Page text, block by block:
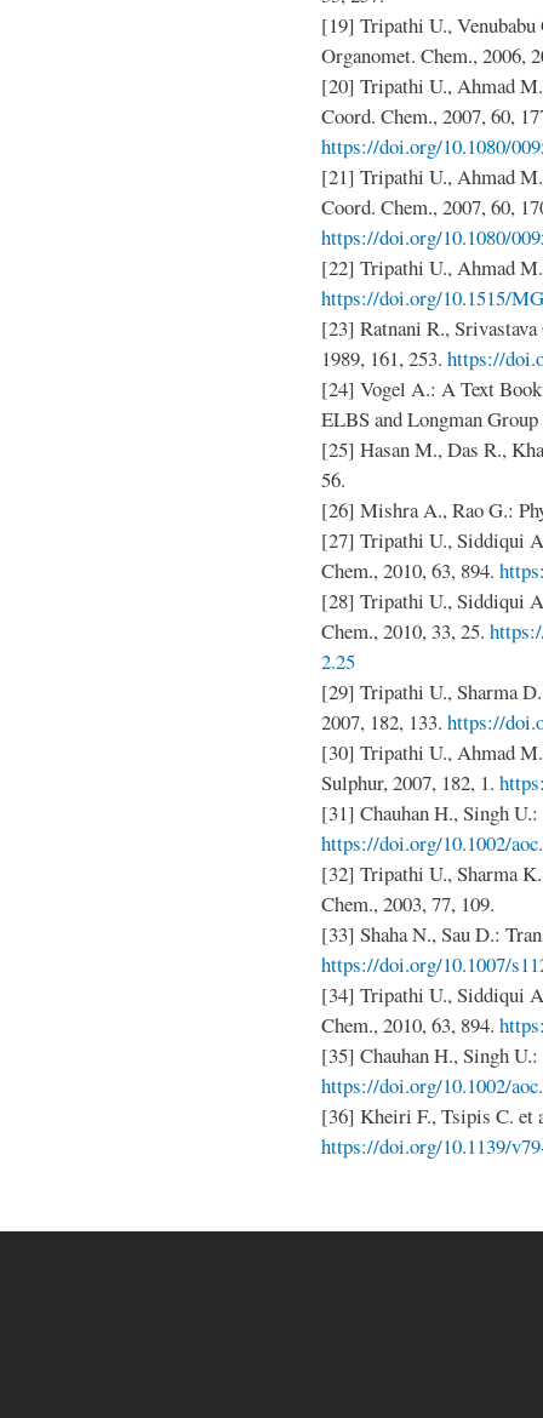
[19] Tripathi U.,
Organomet. Chem., 2006,
[20] Tripathi U., Ahmad
Coord. Chem., 2007, 60,
https://doi.org/10.1080/
[21] Tripathi U., Ahmad
Coord. Chem., 2007, 60,
https://doi.org/10.1080/
[22] Tripathi U., Ahmad
https://doi.org/10.1515/
[23] Ratnani R.,
1989, 161, 253. https://
[24] Vogel A.: A Text
ELBS and Longman
[25] Hasan M., Das R.,
56.
[26] Mishra A., Rao G.:
[27] Tripathi U., Siddiqui
Chem., 2010, 63, 894.
[28] Tripathi U., Siddiqui
Chem., 2010, 33, 25.
2.25
[29] Tripathi U., Sharma
2007, 182, 133. https://
[30] Tripathi U., Ahmad
Sulphur, 2007, 182, 1.
[31] Chauhan H., Singh
https://doi.org/10.1002/
[32] Tripathi U., Sharma
Chem., 2003, 77, 109.
[33] Shaha N., Sau D.:
https://doi.org/10.1007/
[34] Tripathi U., Siddiqui
Chem., 2010, 63, 894.
[35] Chauhan H., Singh
https://doi.org/10.1002/
[36] Kheiri F., Tsipis C. et
https://doi.org/10.1139/